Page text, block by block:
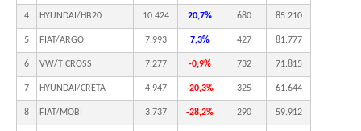
4 HYUNDAI/HB20 10.424 20,7% 680 85.210
5 FIAT/ARGO 7.993 7,3% 427 81.777
6 VW/T CROSS 7.277 -0,9% 732 71.815
7 HYUNDAI/CRETA 4.947 -20,3% 325 61.644
8 FIAT/MOBI 3.737 -28,2% 290 59.912